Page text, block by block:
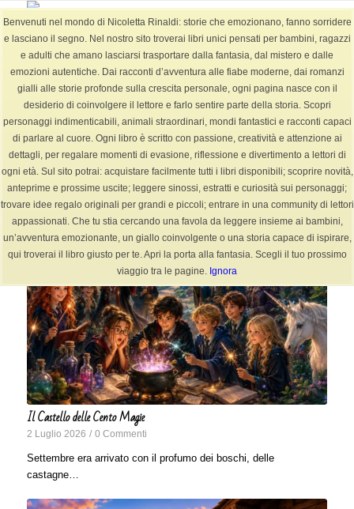
Benvenuti nel mondo di Nicoletta Rinaldi: storie che emozionano, fanno sorridere
e lasciano il segno. Nel nostro sito troverai libri unici pensati per bambini, ragazzi
e adulti che amano lasciarsi trasportare dalla fantasia, dal mistero e dalle
emozioni autentiche. Dai racconti d’avventura alle fiabe moderne, dai romanzi
gialli alle storie profonde sulla crescita personale, ogni pagina nasce con il
desiderio di coinvolgere il lettore e farlo sentire parte della storia. Scopri
personaggi indimenticabili, animali straordinari, mondi fantastici e racconti capaci
di parlare al cuore. Ogni libro è scritto con passione, creatività e attenzione ai
dettagli, per regalare momenti di evasione, riflessione e divertimento a lettori di
ogni età. Sul sito potrai: acquistare facilmente tutti i libri disponibili; scoprire novità,
anteprime e prossime uscite; leggere sinossi, estratti e curiosità sui personaggi;
trovare idee regalo originali per grandi e piccoli; entrare in una community di lettori
appassionati. Che tu stia cercando una favola da leggere insieme ai bambini,
un’avventura emozionante, un giallo coinvolgente o una storia capace di ispirare,
qui troverai il libro giusto per te. Apri la porta alla fantasia. Scegli il tuo prossimo
viaggio tra le pagine. Ignora
Archivio per categoria: favola
Sei in: Home / BLOG / favola
Il Castello delle Cento Magie
2 Luglio 2026 / 0 Commenti
Settembre era arrivato con il profumo dei boschi, delle
castagne…